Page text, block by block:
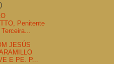
Penitente
JESÚS
E PE. P...